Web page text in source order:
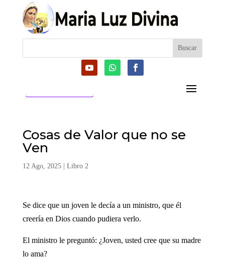
Cosas de Valor que no se
Ven
12 Ago, 2025| Libro 2
Se dice que un joven le decía a un ministro, que él
creería en Dios cuando pudiera verlo.
El ministro le preguntó: ¿Joven, usted cree que su madre
lo ama?